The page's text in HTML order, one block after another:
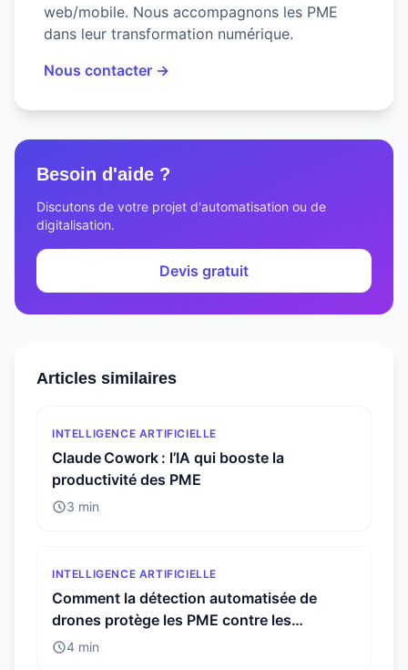
web/mobile. Nous accompagnons les PME
dans leur transformation numérique.
Nous contacter →
Besoin d'aide ?
Discutons de votre projet d'automatisation ou de
digitalisation.
Devis gratuit
Articles similaires
INTELLIGENCE ARTIFICIELLE
Claude Cowork : l’IA qui booste la
productivité des PME
3 min
INTELLIGENCE ARTIFICIELLE
Comment la détection automatisée de
drones protège les PME contre les
menaces invisibles
4 min